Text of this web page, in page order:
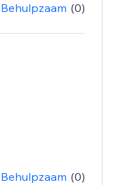
Behulpzaam (0)
Behulpzaam (0)